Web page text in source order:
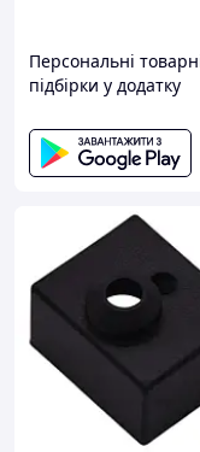
Персональні
підбірки у додатку